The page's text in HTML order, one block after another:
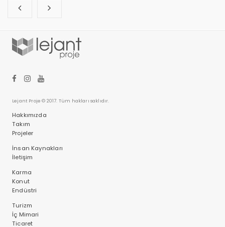
Lejant Proje © 2017. Tüm hakları saklıdır.
Hakkımızda
Takım
Projeler
İnsan Kaynakları
İletişim
Karma
Konut
Endüstri
Turizm
İç Mimari
Ticaret